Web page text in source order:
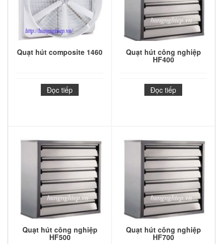
Quạt hút composite 1460
Đọc tiếp
Quạt hút công nghiệp
HF400
Đọc tiếp
Quạt hút công nghiệp
HF500
Quạt hút công nghiệp
HF700